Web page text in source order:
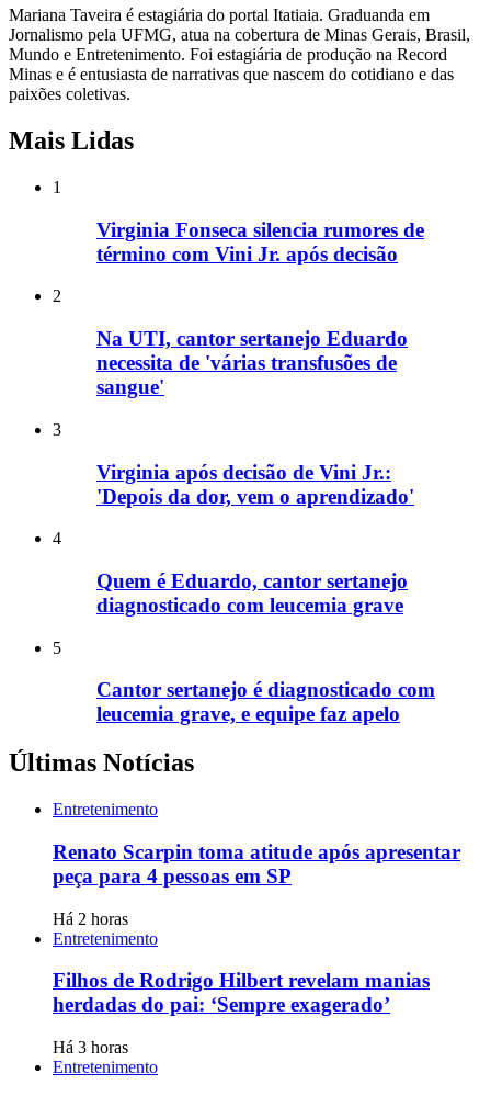
Mariana Taveira é estagiária do portal Itatiaia. Graduanda em
Jornalismo pela UFMG, atua na cobertura de Minas Gerais, Brasil,
Mundo e Entretenimento. Foi estagiária de produção na Record
Minas e é entusiasta de narrativas que nascem do cotidiano e das
paixões coletivas.
Mais Lidas
1
Virginia Fonseca silencia rumores de
término com Vini Jr. após decisão
2
Na UTI, cantor sertanejo Eduardo
necessita de 'várias transfusões de
sangue'
3
Virginia após decisão de Vini Jr.:
'Depois da dor, vem o aprendizado'
4
Quem é Eduardo, cantor sertanejo
diagnosticado com leucemia grave
5
Cantor sertanejo é diagnosticado com
leucemia grave, e equipe faz apelo
Últimas Notícias
Entretenimento
Renato Scarpin toma atitude após apresentar
peça para 4 pessoas em SP
Há 2 horas
Entretenimento
Filhos de Rodrigo Hilbert revelam manias
herdadas do pai: ‘Sempre exagerado’
Há 3 horas
Entretenimento